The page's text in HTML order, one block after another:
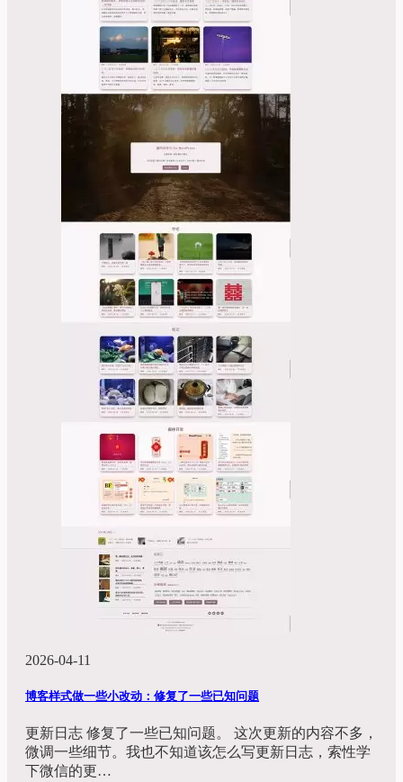
2026-04-11
博客样式做一些小改动：修复了一些已知问题
更新日志 修复了一些已知问题。 这次更新的内容不多，
微调一些细节。我也不知道该怎么写更新日志，索性学
下微信的更…